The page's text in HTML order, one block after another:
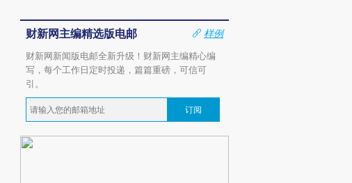
财新网主编精选版电邮
样例
财新网新闻版电邮全新升级！财新网主编精心编
写，每个工作日定时投递，篇篇重磅，可信可
引。
订阅